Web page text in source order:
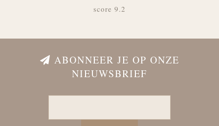
score 9.2
ABONNEER JE OP ONZE
NIEUWSBRIEF